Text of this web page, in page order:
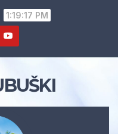
1:19:18 PM